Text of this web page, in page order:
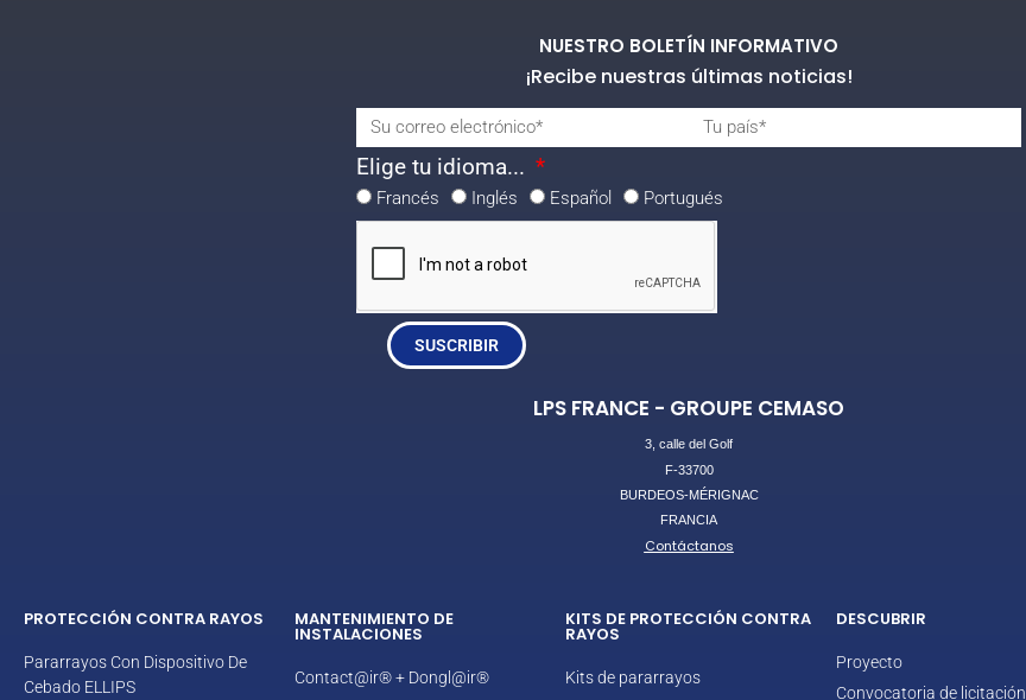
NUESTRO BOLETÍN INFORMATIVO
¡Recibe nuestras últimas noticias!
Elige tu idioma...
Francés Inglés Español Portugués
SUSCRIBIR
LPS FRANCE - GROUPE CEMASO
3, calle del Golf
F-33700
BURDEOS-MÉRIGNAC
FRANCIA
Contáctanos
PROTECCIÓN CONTRA RAYOS
Pararrayos Con Dispositivo De
Cebado ELLIPS
MANTENIMIENTO DE
INSTALACIONES
Contact@ir® + Dongl@ir®
KITS DE PROTECCIÓN CONTRA
RAYOS
Kits de pararrayos
DESCUBRIR
Proyecto
Convocatoria de licitación